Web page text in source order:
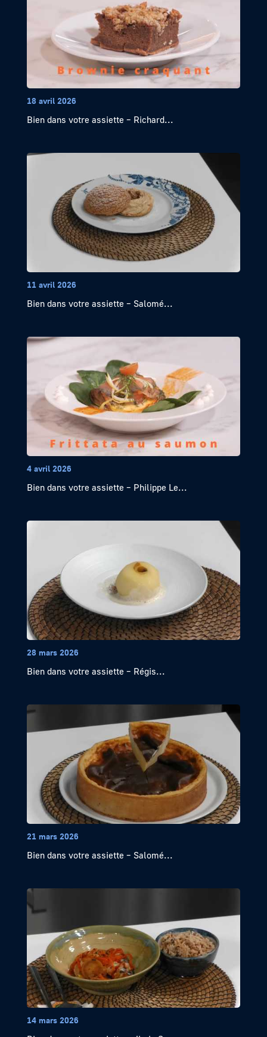
18 avril 2026
Bien dans votre assiette – Richard...
11 avril 2026
Bien dans votre assiette – Salomé...
4 avril 2026
Bien dans votre assiette – Philippe Le...
28 mars 2026
Bien dans votre assiette – Régis...
21 mars 2026
Bien dans votre assiette – Salomé...
14 mars 2026